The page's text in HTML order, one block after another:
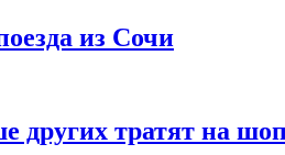
из Сочи
других тратят на